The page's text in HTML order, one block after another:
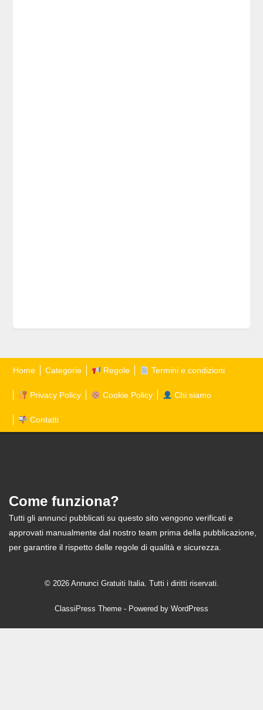
Home Categorie Regole Termini e condizioni
Privacy Policy Cookie Policy Chi siamo
Contatti
Come funziona?
Tutti gli annunci pubblicati su questo sito vengono verificati e
approvati manualmente dal nostro team prima della pubblicazione,
per garantire il rispetto delle regole di qualità e sicurezza.
© 2026 Annunci Gratuiti Italia. Tutti i diritti riservati.
ClassiPress Theme - Powered by WordPress